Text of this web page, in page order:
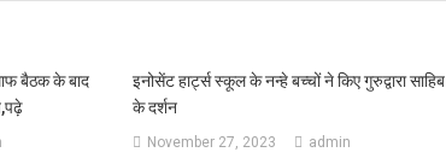
बैठक के बाद
इनोसेंट हार्ट्स स्कूल के नन्हे बच्चों ने किए गुरुद्वारा साहिब
के दर्शन
November 27, 2023 admin